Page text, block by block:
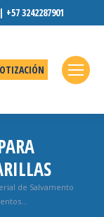
3242287901
de Salvamento